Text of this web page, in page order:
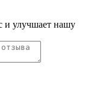
и улучшает нашу